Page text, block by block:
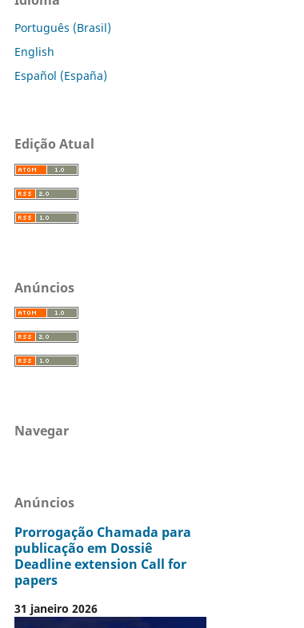
Português (Brasil)
English
Español (España)
Edição Atual
Anúncios
Navegar
Anúncios
Prorrogação Chamada para
publicação em Dossiê
Deadline extension Call for
papers
31 janeiro 2026